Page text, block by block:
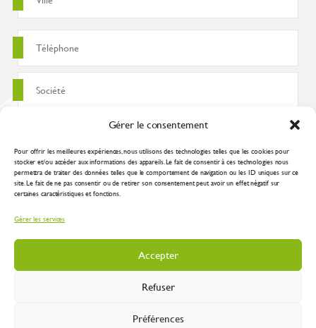
Gérer le consentement
Pour offrir les meilleures expériences, nous utilisons des technologies telles que les cookies pour
stocker et/ou accéder aux informations des appareils. Le fait de consentir à ces technologies nous
permettra de traiter des données telles que le comportement de navigation ou les ID uniques sur ce
site. Le fait de ne pas consentir ou de retirer son consentement peut avoir un effet négatif sur
certaines caractéristiques et fonctions.
Gérer les services
Accepter
Refuser
Préférences
J'accepte que ces données soient utilisées pour traiter ma demande